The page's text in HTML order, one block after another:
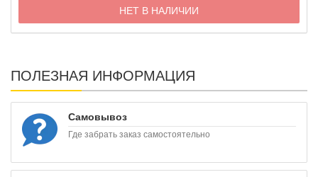
НЕТ В НАЛИЧИИ
ПОЛЕЗНАЯ ИНФОРМАЦИЯ
Самовывоз
Где забрать заказ самостоятельно